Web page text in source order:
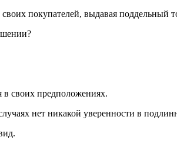
покупателей, выдавая поддельный
в своих предположениях.
нет никакой уверенности в